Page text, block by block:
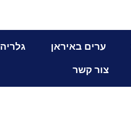
ערים באיראן גלריה
צור קשר